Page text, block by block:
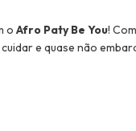
o Afro Paty Be You!
cuidar e quase não